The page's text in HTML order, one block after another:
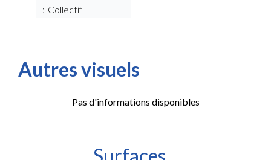
Collectif
Autres visuels
Pas d'informations disponibles